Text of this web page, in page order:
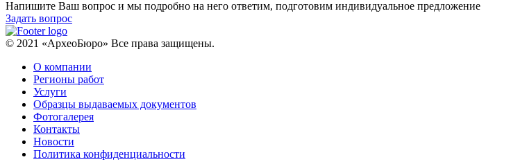
Напишите Ваш вопрос и мы подробно на него ответим, подготовим индивидуальное предложение
Задать вопрос
© 2021 «АрхеоБюро» Все права защищены.
О компании
Регионы работ
Услуги
Образцы выдаваемых документов
Фотогалерея
Контакты
Новости
Политика конфиденциальности